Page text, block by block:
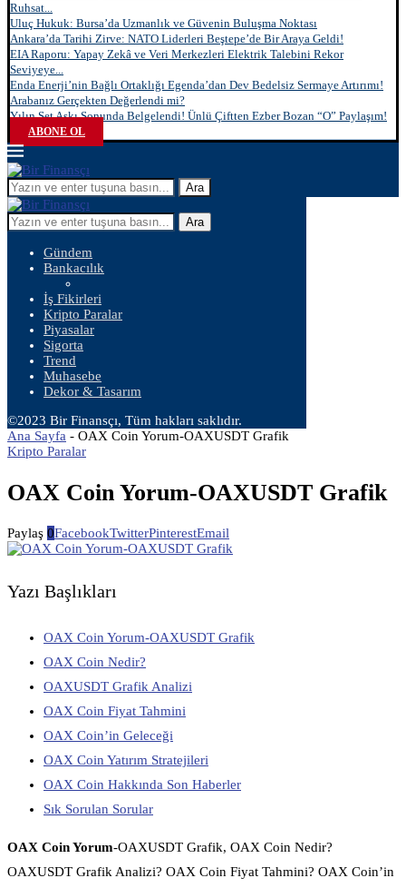
Ruhsat...
Uluç Hukuk: Bursa’da Uzmanlık ve Güvenin Buluşma Noktası
Ankara’da Tarihi Zirve: NATO Liderleri Beştepe’de Bir Araya Geldi!
EIA Raporu: Yapay Zekâ ve Veri Merkezleri Elektrik Talebini Rekor
Seviyeye...
Enda Enerji’nin Bağlı Ortaklığı Egenda’dan Dev Bedelsiz Sermaye Artırımı!
Arabanız Gerçekten Değerlendi mi?
Yılın Set Aşkı Sonunda Belgelendi! Ünlü Çiftten Ezber Bozan “O” Paylaşım!
ABONE OL
Ara
Ara
Gündem
Bankacılık
İş Fikirleri
Kripto Paralar
Piyasalar
Sigorta
Trend
Muhasebe
Dekor & Tasarım
©2023 Bir Finansçı, Tüm hakları saklıdır.
Ana Sayfa - OAX Coin Yorum-OAXUSDT Grafik
Kripto Paralar
OAX Coin Yorum-OAXUSDT Grafik
Paylaş 0FacebookTwitterPinterestEmail
Yazı Başlıkları
OAX Coin Yorum-OAXUSDT Grafik
OAX Coin Nedir?
OAXUSDT Grafik Analizi
OAX Coin Fiyat Tahmini
OAX Coin’in Geleceği
OAX Coin Yatırım Stratejileri
OAX Coin Hakkında Son Haberler
Sık Sorulan Sorular
OAX Coin Yorum-OAXUSDT Grafik, OAX Coin Nedir?
OAXUSDT Grafik Analizi? OAX Coin Fiyat Tahmini? OAX Coin’in